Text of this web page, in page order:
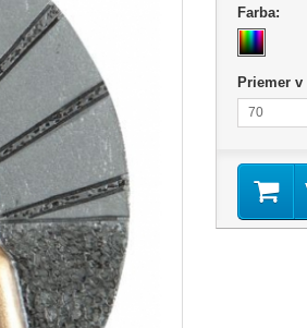
Farba:
Priemer v
70